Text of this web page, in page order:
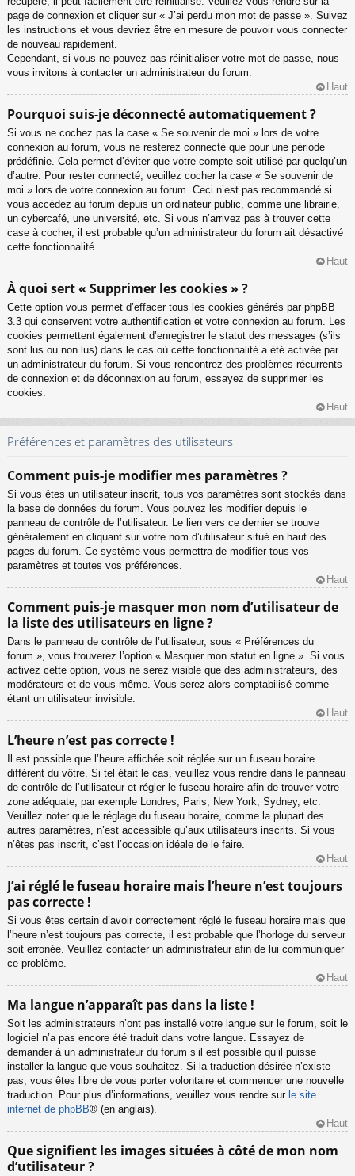
page de connexion et cliquer sur « J’ai perdu mon mot de passe ». Suivez
les instructions et vous devriez être en mesure de pouvoir vous connecter
de nouveau rapidement.
Cependant, si vous ne pouvez pas réinitialiser votre mot de passe, nous
vous invitons à contacter un administrateur du forum.
Haut
Pourquoi suis-je déconnecté automatiquement ?
Si vous ne cochez pas la case « Se souvenir de moi » lors de votre
connexion au forum, vous ne resterez connecté que pour une période
prédéfinie. Cela permet d’éviter que votre compte soit utilisé par quelqu’un
d’autre. Pour rester connecté, veuillez cocher la case « Se souvenir de
moi » lors de votre connexion au forum. Ceci n’est pas recommandé si
vous accédez au forum depuis un ordinateur public, comme une librairie,
un cybercafé, une université, etc. Si vous n’arrivez pas à trouver cette
case à cocher, il est probable qu’un administrateur du forum ait désactivé
cette fonctionnalité.
Haut
À quoi sert « Supprimer les cookies » ?
Cette option vous permet d’effacer tous les cookies générés par phpBB
3.3 qui conservent votre authentification et votre connexion au forum. Les
cookies permettent également d’enregistrer le statut des messages (s’ils
sont lus ou non lus) dans le cas où cette fonctionnalité a été activée par
un administrateur du forum. Si vous rencontrez des problèmes récurrents
de connexion et de déconnexion au forum, essayez de supprimer les
cookies.
Haut
Préférences et paramètres des utilisateurs
Comment puis-je modifier mes paramètres ?
Si vous êtes un utilisateur inscrit, tous vos paramètres sont stockés dans
la base de données du forum. Vous pouvez les modifier depuis le
panneau de contrôle de l’utilisateur. Le lien vers ce dernier se trouve
généralement en cliquant sur votre nom d’utilisateur situé en haut des
pages du forum. Ce système vous permettra de modifier tous vos
paramètres et toutes vos préférences.
Haut
Comment puis-je masquer mon nom d’utilisateur de
la liste des utilisateurs en ligne ?
Dans le panneau de contrôle de l’utilisateur, sous « Préférences du
forum », vous trouverez l’option « Masquer mon statut en ligne ». Si vous
activez cette option, vous ne serez visible que des administrateurs, des
modérateurs et de vous-même. Vous serez alors comptabilisé comme
étant un utilisateur invisible.
Haut
L’heure n’est pas correcte !
Il est possible que l’heure affichée soit réglée sur un fuseau horaire
différent du vôtre. Si tel était le cas, veuillez vous rendre dans le panneau
de contrôle de l’utilisateur et régler le fuseau horaire afin de trouver votre
zone adéquate, par exemple Londres, Paris, New York, Sydney, etc.
Veuillez noter que le réglage du fuseau horaire, comme la plupart des
autres paramètres, n’est accessible qu’aux utilisateurs inscrits. Si vous
n’êtes pas inscrit, c’est l’occasion idéale de le faire.
Haut
J’ai réglé le fuseau horaire mais l’heure n’est toujours
pas correcte !
Si vous êtes certain d’avoir correctement réglé le fuseau horaire mais que
l’heure n’est toujours pas correcte, il est probable que l’horloge du serveur
soit erronée. Veuillez contacter un administrateur afin de lui communiquer
ce problème.
Haut
Ma langue n’apparaît pas dans la liste !
Soit les administrateurs n’ont pas installé votre langue sur le forum, soit le
logiciel n’a pas encore été traduit dans votre langue. Essayez de
demander à un administrateur du forum s’il est possible qu’il puisse
installer la langue que vous souhaitez. Si la traduction désirée n’existe
pas, vous êtes libre de vous porter volontaire et commencer une nouvelle
traduction. Pour plus d’informations, veuillez vous rendre sur le site
internet de phpBB® (en anglais).
Haut
Que signifient les images situées à côté de mon nom
d’utilisateur ?